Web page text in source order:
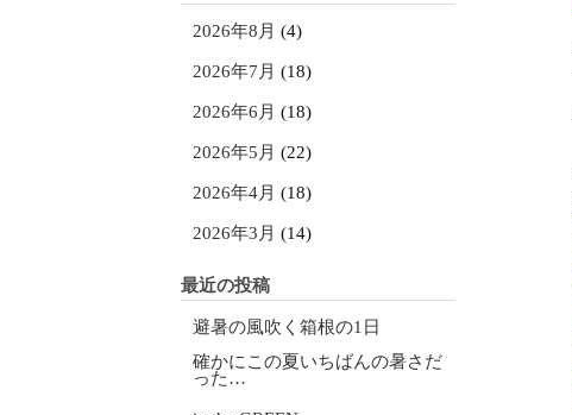
2026年8月 (4)
2026年7月 (18)
2026年6月 (18)
2026年5月 (22)
2026年4月 (18)
2026年3月 (14)
最近の投稿
避暑の風吹く箱根の1日
確かにこの夏いちばんの暑さだ
った…